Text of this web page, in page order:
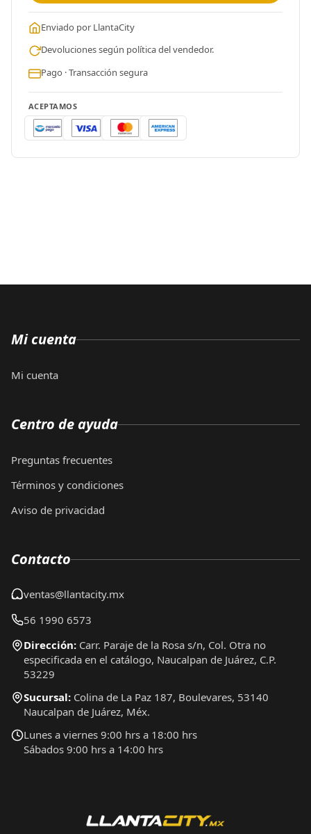
Enviado por LlantaCity
Devoluciones según política del vendedor.
Pago · Transacción segura
ACEPTAMOS
Mi cuenta
Mi cuenta
Centro de ayuda
Preguntas frecuentes
Términos y condiciones
Aviso de privacidad
Contacto
ventas@llantacity.mx
56 1990 6573
Dirección: Carr. Paraje de la Rosa s/n, Col. Otra no
especificada en el catálogo, Naucalpan de Juárez, C.P.
53229
Sucursal: Colina de La Paz 187, Boulevares, 53140
Naucalpan de Juárez, Méx.
Lunes a viernes 9:00 hrs a 18:00 hrs
Sábados 9:00 hrs a 14:00 hrs